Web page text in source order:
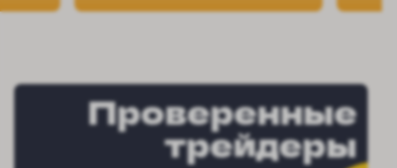
Проверенные
трейдеры